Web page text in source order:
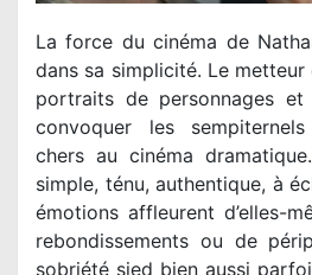
La force du cinéma de
dans sa simplicité. Le metteur
portraits de personnages et
convoquer les
chers au cinéma
simple, ténu, authentique, à
émotions affleurent d’elles-
rebondissements ou de
sobriété sied bien aussi